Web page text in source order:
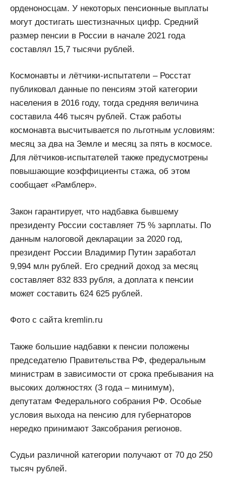
орденоносцам. У некоторых пенсионные выплаты
могут достигать шестизначных цифр. Средний
размер пенсии в России в начале 2021 года
составлял 15,7 тысячи рублей.
Космонавты и лётчики-испытатели – Росстат
публиковал данные по пенсиям этой категории
населения в 2016 году, тогда средняя величина
составила 446 тысяч рублей. Стаж работы
космонавта высчитывается по льготным условиям:
месяц за два на Земле и месяц за пять в космосе.
Для лётчиков-испытателей также предусмотрены
повышающие коэффициенты стажа, об этом
сообщает «Рамблер».
Закон гарантирует, что надбавка бывшему
президенту России составляет 75 % зарплаты. По
данным налоговой декларации за 2020 год,
президент России Владимир Путин заработал
9,994 млн рублей. Его средний доход за месяц
составляет 832 833 рубля, а доплата к пенсии
может составить 624 625 рублей.
Фото с сайта kremlin.ru
Также большие надбавки к пенсии положены
председателю Правительства РФ, федеральным
министрам в зависимости от срока пребывания на
высоких должностях (3 года – минимум),
депутатам Федерального собрания РФ. Особые
условия выхода на пенсию для губернаторов
нередко принимают Заксобрания регионов.
Судьи различной категории получают от 70 до 250
тысяч рублей.